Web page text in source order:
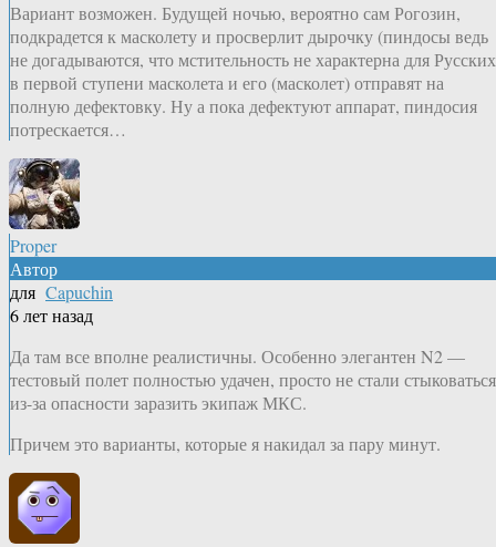
Вариант возможен. Будущей ночью, вероятно сам Рогозин,
подкрадется к масколету и просверлит дырочку (пиндосы ведь
не догадываются, что мстительность не характерна для
в первой ступени масколета и его (масколет) отправят на
полную дефектовку. Ну а пока дефектуют аппарат, пиндосия
потрескается…
Proper
Автор
для Capuchin
6 лет назад
Да там все вполне реалистичны. Особенно элегантен N2 —
тестовый полет полностью удачен, просто не стали стыковаться
из-за опасности заразить экипаж МКС.
Причем это варианты, которые я накидал за пару минут.